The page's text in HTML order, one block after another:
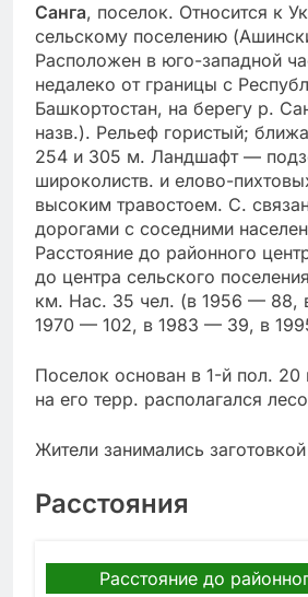
Санга, поселок. Относится к
сельскому поселению (
Расположен в юго-западной
недалеко от границы с
Башкортостан, на берегу р.
назв.). Рельеф гористый;
254 и 305 м. Ландшафт —
широколиств. и елово-
высоким травостоем. С.
дорогами с соседними
Расстояние до районного
до центра сельского
км. Нас. 35 чел. (в 1956 — 88,
1970 — 102, в 1983 — 39, в
Поселок основан в 1-й пол. 20
на его терр. располагался
Жители занимались
Расстояния
Расстояние до